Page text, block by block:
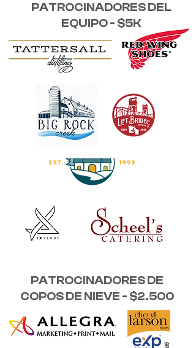
PATROCINADORES DEL
EQUIPO - $5K
PATROCINADORES DE
COPOS DE NIEVE - $2.500